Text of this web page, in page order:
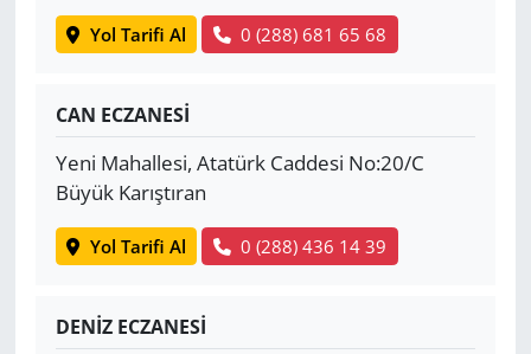
Yol Tarifi Al 0 (288) 681 65 68
CAN ECZANESİ
Yeni Mahallesi, Atatürk Caddesi No:20/C
Büyük Karıştıran
Yol Tarifi Al 0 (288) 436 14 39
DENİZ ECZANESİ